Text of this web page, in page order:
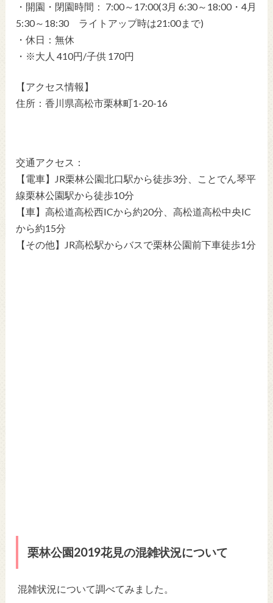
・開園・閉園時間： 7:00～17:00(3月 6:30～18:00・4月
5:30～18:30 ライトアップ時は21:00まで)
・休日：無休
・※大人 410円/子供 170円
【アクセス情報】
住所：香川県高松市栗林町1-20-16
交通アクセス：
【電車】JR栗林公園北口駅から徒歩3分、ことでん琴平
線栗林公園駅から徒歩10分
【車】高松道高松西ICから約20分、高松道高松中央IC
から約15分
【その他】JR高松駅からバスで栗林公園前下車徒歩1分
栗林公園2019花見の混雑状況について
混雑状況について調べてみました。